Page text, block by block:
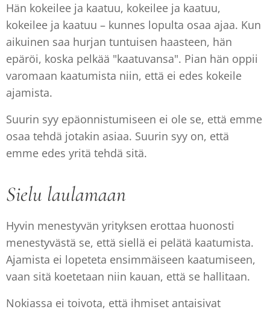
Hän kokeilee ja kaatuu, kokeilee ja kaatuu,
kokeilee ja kaatuu – kunnes lopulta osaa ajaa. Kun
aikuinen saa hurjan tuntuisen haasteen, hän
epäröi, koska pelkää "kaatuvansa". Pian hän oppii
varomaan kaatumista niin, että ei edes kokeile
ajamista.
Suurin syy epäonnistumiseen ei ole se, että emme
osaa tehdä jotakin asiaa. Suurin syy on, että
emme edes yritä tehdä sitä.
Sielu laulamaan
Hyvin menestyvän yrityksen erottaa huonosti
menestyvästä se, että siellä ei pelätä kaatumista.
Ajamista ei lopeteta ensimmäiseen kaatumiseen,
vaan sitä koetetaan niin kauan, että se hallitaan.
Nokiassa ei toivota, että ihmiset antaisivat